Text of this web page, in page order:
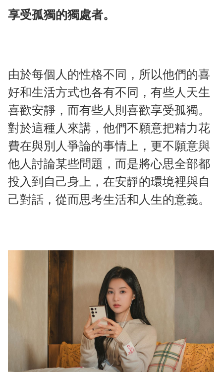
享受孤獨的獨處者。
由於每個人的性格不同，所以他們的喜
好和生活方式也各有不同，有些人天生
喜歡安靜，而有些人則喜歡享受孤獨。
對於這種人來講，他們不願意把精力花
費在與別人爭論的事情上，更不願意與
他人討論某些問題，而是將心思全部都
投入到自己身上，在安靜的環境裡與自
己對話，從而思考生活和人生的意義。